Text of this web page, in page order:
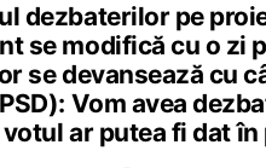
dezbaterilor pe
se modifică cu o zi
se devansează cu
Vom avea
ar putea fi dat în